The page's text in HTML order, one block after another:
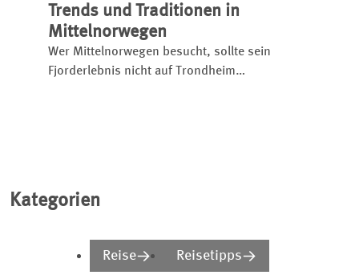
interaktiver KI und auch kulinarisch gibt’s
einiges zu entdecken. Hinzu kommt die lässige
Lebensart der Einheimischen.
Trends und Traditionen in
Mittelnorwegen
Wer Mittelnorwegen besucht, sollte sein
Fjorderlebnis nicht auf Trondheim
Kategorien
Reise Reisetipps